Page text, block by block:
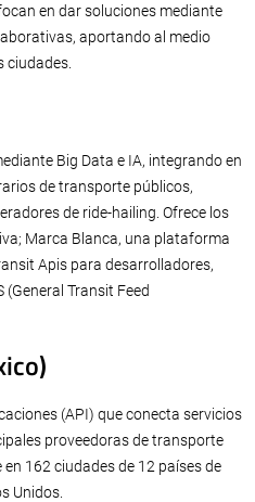
en dar soluciones mediante
aportando al medio
ciudades.
Big Data e IA, integrando en
de transporte públicos,
de ride-hailing. Ofrece los
Marca Blanca, una plataforma
Apis para desarrolladores,
Transit Feed
(API) que conecta servicios
proveedoras de transporte
162 ciudades de 12 países de
Unidos.